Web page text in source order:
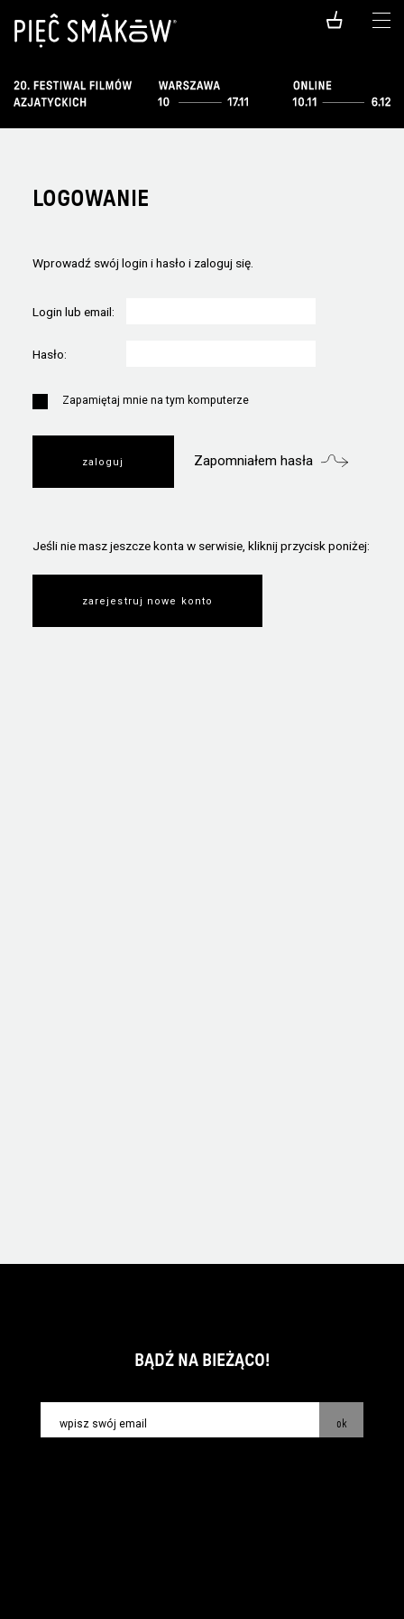
LOGOWANIE
Wprowadź swój login i hasło i zaloguj się.
Login lub email:
Hasło:
Zapamiętaj mnie na tym komputerze
Zapomniałem hasła
Jeśli nie masz jeszcze konta w serwisie, kliknij przycisk poniżej:
zarejestruj nowe konto
BĄDŹ NA BIEŻĄCO!
ok